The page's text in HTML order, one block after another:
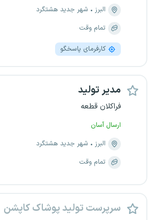
البرز
شهر جدید هشتگرد
تمام وقت
کارفرمای پاسخگو
مدیر تولید
فراکلان قطعه
ارسال آسان
البرز
شهر جدید هشتگرد
تمام وقت
سرپرست تولید پوشاک کاپشن